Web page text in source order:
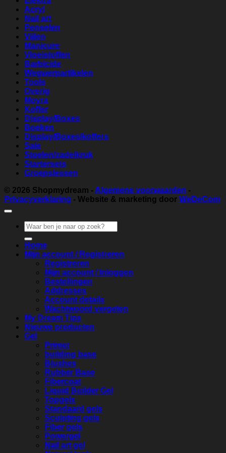
Acryl
Nail art
Penselen
Vijlen
Manicure
Vloeistoffen
Barbicide
Wegwerpartikelen
Tools
Overig
Moyra
Koffer
Display/Boxes
Boeken
Display/Boxes/koffers
Sale
Stoelen/zadelkruk
Startersets
Groepslessen
© 2026 Shopmydream - Algemene voorwaarden -
Privacyverklaring - Website & marketing door WeDeCom
Zoeken
naar:
Home
Mijn account / Registreren
Registreren
Mijn account / Inloggen
Bestellingen
Addresses
Account details
Wachtwoord vergeten
My Dream Tips
Nieuwe producten
Gel
Primer
building base
Blushes
Rubber Base
Fibercoat
Liquid Builder Gel
Topgels
Standaard gels
Sculpting gels
Fiber gels
Powergel
Nail art gel